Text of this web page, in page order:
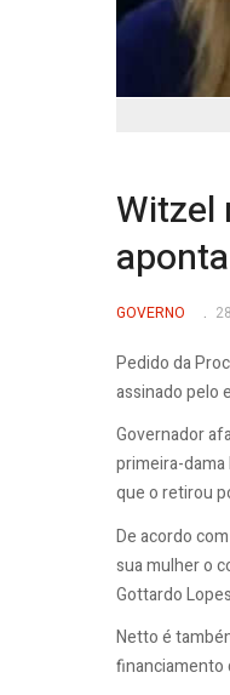
Witzel
GOVERNO
Pedido da
assinado pelo
Governador
primeira-
que o retirou
De acordo
sua mulher o
Gottardo
Netto é
financiamento